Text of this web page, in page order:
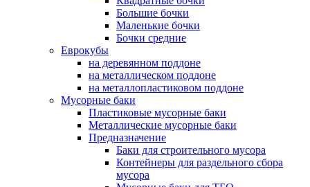
Большие бочки
Маленькие бочки
Бочки средние
Еврокубы
на деревянном поддоне
на металлическом поддоне
на металлопластиковом поддоне
Мусорные баки
Пластиковые мусорные баки
Металлические мусорные баки
Предназначение
Баки для строительного мусора
Контейнеры для раздельного сбора
мусора